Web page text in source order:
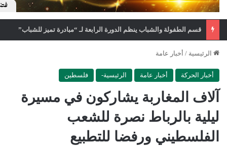
قسم الطفولة والشباب ينظم الدورة الرابعة لـ “مبادرة تميز للشباب”
الرئيسية / أخبار عامة
أخبار الحركة أخبار عامة الرئيسية- فلسطين
آلاف المغاربة يشاركون في مسيرة
ليلية بالرباط نصرة للشعب
الفلسطيني ورفضا للتطبيع